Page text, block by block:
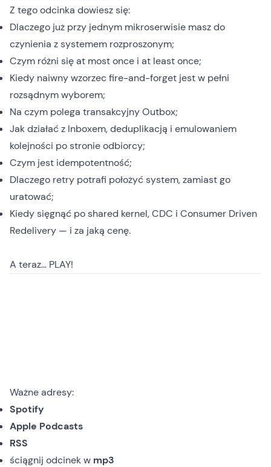
Z tego odcinka dowiesz się:
Dlaczego już przy jednym mikroserwisie masz do
czynienia z systemem rozproszonym;
Czym różni się at most once i at least once;
Kiedy naiwny wzorzec fire-and-forget jest w pełni
rozsądnym wyborem;
Na czym polega transakcyjny Outbox;
Jak działać z Inboxem, deduplikacją i emulowaniem
kolejności po stronie odbiorcy;
Czym jest idempotentność;
Dlaczego retry potrafi położyć system, zamiast go
uratować;
Kiedy sięgnąć po shared kernel, CDC i Consumer Driven
Redelivery — i za jaką cenę.
A teraz… PLAY!
Ważne adresy:
Spotify
Apple Podcasts
RSS
ściągnij odcinekw mp3